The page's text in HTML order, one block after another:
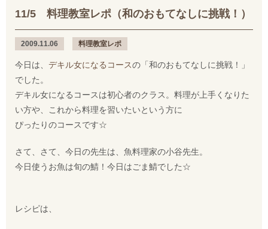
11/5 料理教室レポ（和のおもてなしに挑戦！）
2009.11.06 料理教室レポ
今日は、 デキル女になるコースの「和のおもてなしに挑戦！」
でした。
デキル女になるコースは初心者のクラス。料理が上手くなりた
い方や、これから料理を習いたいという方に
ぴったりのコースです☆
さて、さて、今日の先生は、魚料理家の小谷先生。
今日使うお魚は旬の鯖！今日はごま鯖でした☆
レシピは、